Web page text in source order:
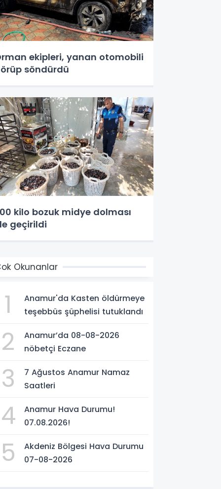
ekipleri, yanan otomobili
söndürdü
kilo bozuk midye dolması
geçirildi
Okunanlar
1
Anamur'da Kasten öldürmeye
teşebbüs şüphelisi tutuklandı
2
Anamur’da 08-08-2026
nöbetçi Eczane
3
7 Ağustos Anamur Namaz
Saatleri
4
Anamur Hava Durumu!
07.08.2026!
5
Akdeniz Bölgesi Hava Durumu
07-08-2026